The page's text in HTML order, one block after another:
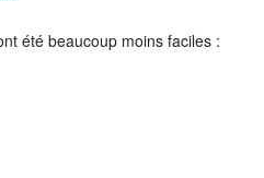
été beaucoup moins faciles :